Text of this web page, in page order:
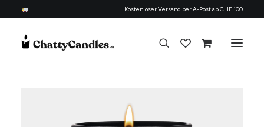
Kostenloser Versand per A-Post ab CHF 100